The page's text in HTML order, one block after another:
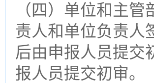
（四）单位和主
责人和单位负责人
后由申报人员提交
报人员提交初审。